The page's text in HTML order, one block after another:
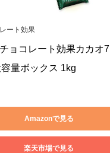
ート効果
ョコレート効果カカオ7
量ボックス 1kg
Amazonで見る
楽天市場で見る